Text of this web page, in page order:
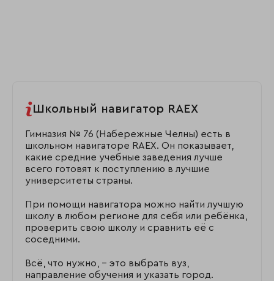
Школьный навигатор RAEX
Гимназия № 76 (Набережные Челны) есть в
школьном навигаторе RAEX. Он показывает,
какие средние учебные заведения лучше
всего готовят к поступлению в лучшие
университеты страны.
При помощи навигатора можно найти лучшую
школу в любом регионе для себя или ребёнка,
проверить свою школу и сравнить её с
соседними.
Всё, что нужно, – это выбрать вуз,
направление обучения и указать город.